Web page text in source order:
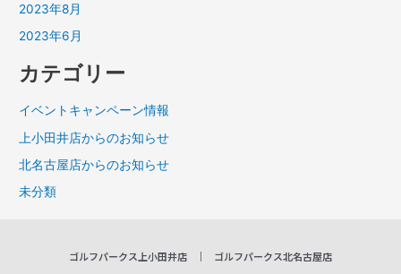
2023年8月
2023年6月
カテゴリー
イベントキャンペーン情報
上小田井店からのお知らせ
北名古屋店からのお知らせ
未分類
ゴルフパークス上小田井店 ゴルフパークス北名古屋店